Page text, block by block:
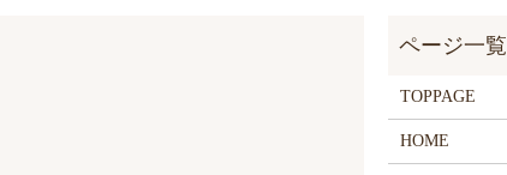
TOPPAGE
HOME